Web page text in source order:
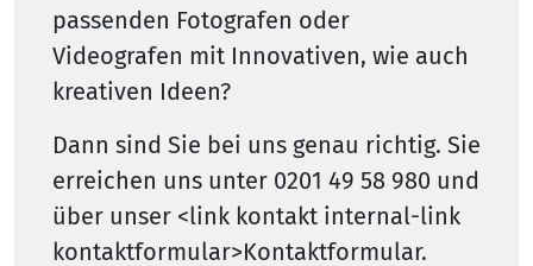
passenden Fotografen oder
Videografen mit Innovativen, wie auch
kreativen Ideen?
Dann sind Sie bei uns genau richtig. Sie
erreichen uns unter 0201 49 58 980 und
über unser <link kontakt internal-link
kontaktformular>Kontaktformular.